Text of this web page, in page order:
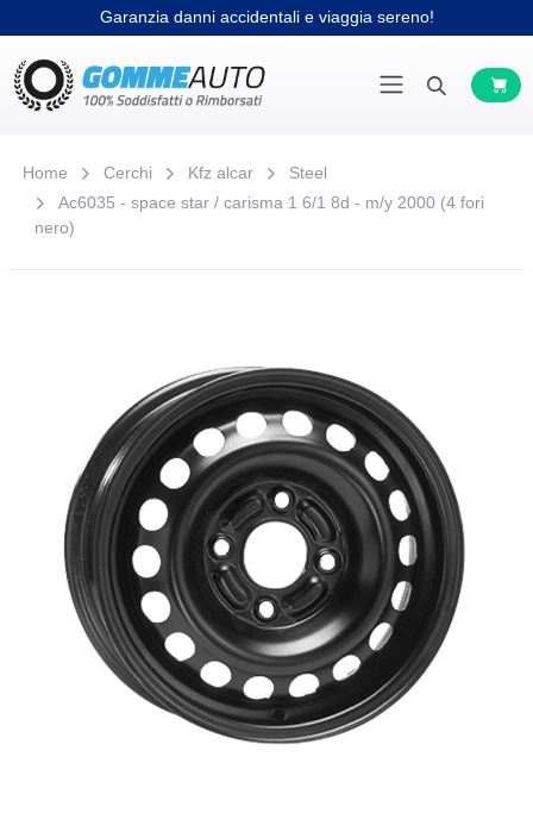
Garanzia danni accidentali e viaggia sereno!
Home Cerchi Kfz alcar
Steel
Ac6035 - space star / carisma 1 6/1 8d - m/y 2000 (4 fori
nero)